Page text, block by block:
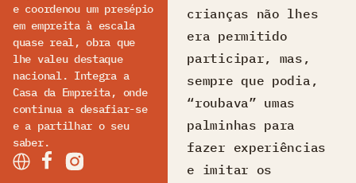
e coordenou um presépio
em empreita à escala
quase real, obra que
lhe valeu destaque
nacional. Integra a
Casa da Empreita, onde
continua a desafiar-se
e a partilhar o seu
saber.
crianças não lhes
era permitido
participar, mas,
sempre que podia,
“roubava” umas
palminhas para
fazer experiências
e imitar os